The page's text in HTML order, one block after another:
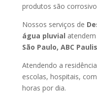
produtos são
Nossos serviços de
água pluvial
São Paulo, ABC
Atendendo a
escolas, hospitais,
horas por dia.